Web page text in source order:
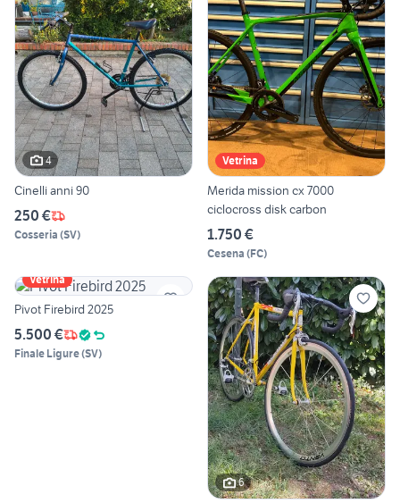
4
Cinelli anni 90
250 €
Cosseria (SV)
Vetrina
Merida mission cx 7000
ciclocross disk carbon
1.750 €
Cesena (FC)
Vetrina
Pivot Firebird 2025
5.500 €
Finale Ligure(SV)
6